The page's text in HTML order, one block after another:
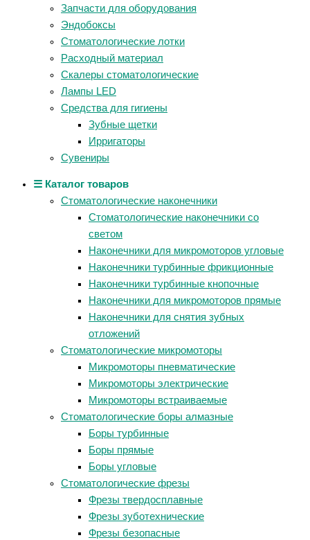
Запчасти для оборудования
Эндобоксы
Стоматологические лотки
Расходный материал
Скалеры стоматологические
Лампы LED
Средства для гигиены
Зубные щетки
Ирригаторы
Сувениры
☰ Каталог товаров
Стоматологические наконечники
Стоматологические наконечники со
светом
Наконечники для микромоторов угловые
Наконечники турбинные фрикционные
Наконечники турбинные кнопочные
Наконечники для микромоторов прямые
Наконечники для снятия зубных
отложений
Стоматологические микромоторы
Микромоторы пневматические
Микромоторы электрические
Микромоторы встраиваемые
Стоматологические боры алмазные
Боры турбинные
Боры прямые
Боры угловые
Стоматологические фрезы
Фрезы твердосплавные
Фрезы зуботехнические
Фрезы безопасные